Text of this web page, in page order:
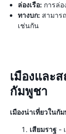
ล่องเรือ: การล่อ
ทางบก: สามาร
เช่นกัน
เมืองและ
กัมพูชา
เมืองน่าเที่ยวในกั
เสียมราฐ -